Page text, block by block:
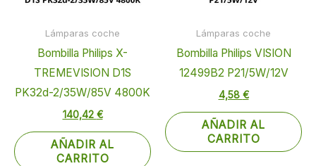
Lámparas coche
Bombilla Philips X-
TREMEVISION D1S
PK32d-2/35W/85V 4800K
140,42 €
AÑADIR AL
CARRITO
Lámparas coche
Bombilla Philips VISION
12499B2 P21/5W/12V
4,58 €
AÑADIR AL
CARRITO